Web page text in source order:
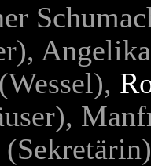
(Wessel),